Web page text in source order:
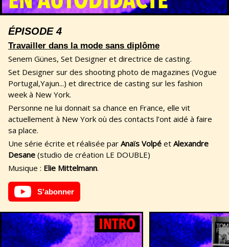
ÉPISODE 4
Travailler dans la mode sans diplôme
Senem Günes, Set Designer et directrice de casting.
Set Designer sur des shooting photo de magazines (Vogue
Portugal,Yajun...) et directrice de casting sur les fashion
week à New York.
Personne ne lui donnait sa chance en France, elle vit
actuellement à New York où des contacts l’ont aidé à faire
sa place.
Une série écrite et réalisée par Anaïs Volpé et Alexandre
Desane (studio de création LE DOUBLE)
Musique : Elie Mittelmann.
S'abonner